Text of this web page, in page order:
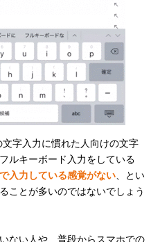
字入力に慣れた人向けの文字
ルキーボード入力をしている
入力している感覚がない 、とい
ことが多いのではないでしょう
ない人や、普段からスマホでの